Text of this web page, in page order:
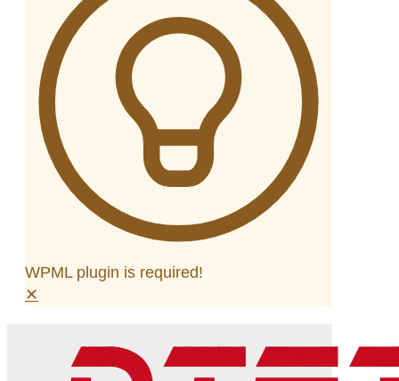
WPML plugin is required!
✕